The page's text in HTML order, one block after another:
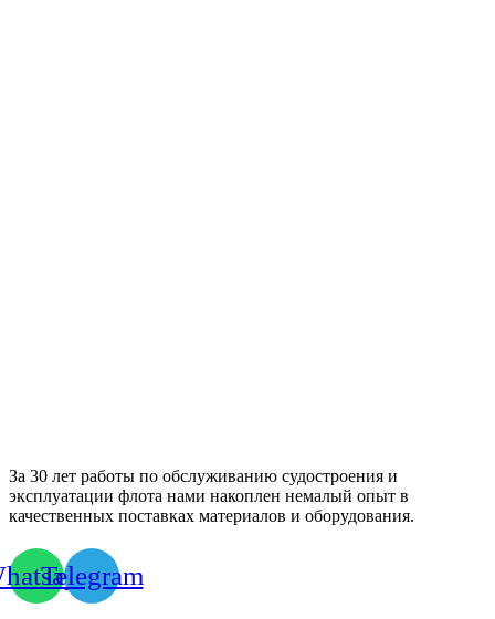
За 30 лет работы по обслуживанию судостроения и
эксплуатации флота нами накоплен немалый опыт в
качественных поставках материалов и оборудования.
Telegram